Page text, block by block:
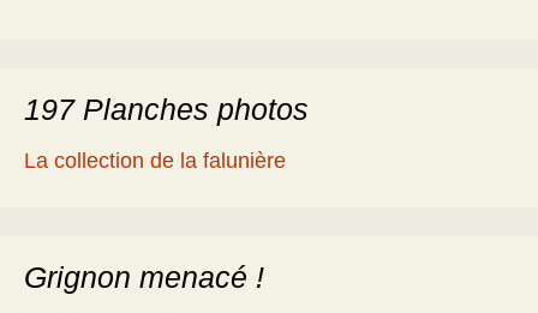
197 Planches photos
La collection de la falunière
Grignon menacé !